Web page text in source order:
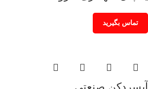
تماس بگیرید